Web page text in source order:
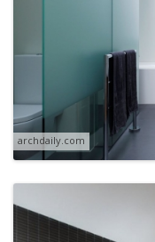
archdaily.com